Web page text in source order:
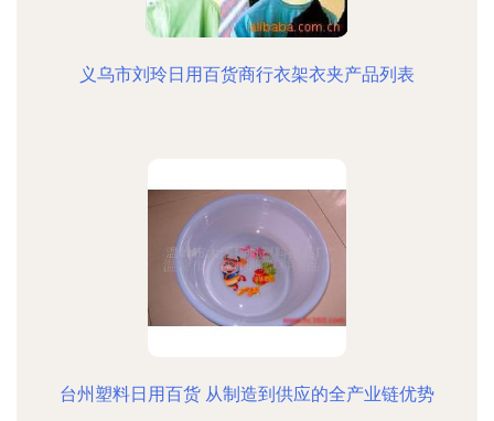
义乌市刘玲日用百货商行衣架衣夹产品列表
台州塑料日用百货 从制造到供应的全产业链优势